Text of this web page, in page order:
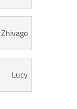
Lucy